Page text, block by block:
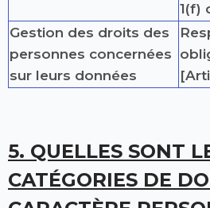
1(f)
Gestion des droits des
personnes concernées
sur leurs données
5. QUELLES SONT
CATÉGORIES DE